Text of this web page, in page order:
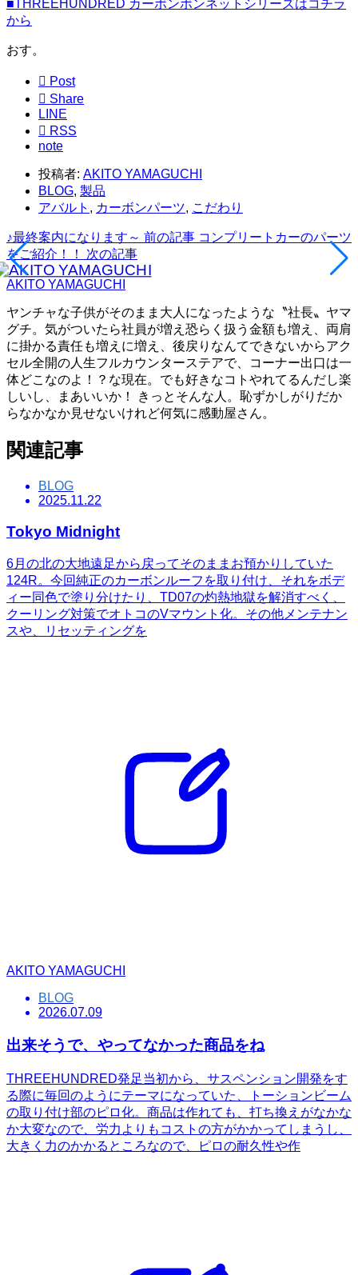
■THREEHUNDRED カーボンボンネットシリーズはコチラ
から
おす。
 Post
 Share
LINE
 RSS
note
投稿者: AKITO YAMAGUCHI
BLOG, 製品
アバルト , カーボンパーツ, こだわり
♪最終案内になります～ 前の記事 コンプリートカーのパーツ
をご紹介！！
次の記事
AKITO YAMAGUCHI
ヤンチャな子供がそのまま大人になったような〝社長〟ヤマ
グチ。気がついたら社員が増え恐らく扱う金額も増え、両肩
に掛かる責任も増えに増え、後戻りなんてできないからアク
セル全開の人生フルカウンターステアで、コーナー出口は一
体どこなのよ！？な現在。でも好きなコトやれてるんだし楽
しいし、まあいいか！ きっとそんな人。恥ずかしがりだか
らなかなか見せないけれど何気に感動屋さん。
関連記事
BLOG
2025.11.22
Tokyo Midnight
6月の北の大地遠足から戻ってそのままお預かりしていた
124R。今回純正のカーボンルーフを取り付け、それをボデ
ィー同色で塗り分けたり、TD07の灼熱地獄を解消すべく、
クーリング対策でオトコのVマウント化。その他メンテナン
スや、リセッティングを
AKITO YAMAGUCHI
BLOG
2026.07.09
出来そうで、やってなかった商品をね
THREEHUNDRED発足当初から、サスペンション開発をす
る際に毎回のようにテーマになっていた、トーションビーム
の取り付け部のピロ化。商品は作れても、打ち換えがなかな
か大変なので、労力よりもコストの方がかかってしまうし、
大きく力のかかるところなので、ピロの耐久性や作